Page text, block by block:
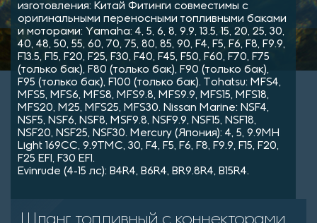
изготовления: Китай Фитинги совместимы с
оригинальными переносными топливными баками
и моторами: Yamaha: 4, 5, 6, 8, 9.9, 13.5, 15, 20, 25, 30,
40, 48, 50, 55, 60, 70, 75, 80, 85, 90, F4, F5, F6, F8, F9.9,
F13.5, F15, F20, F25, F30, F40, F45, F50, F60, F70, F75
(только бак), F80 (только бак), F90 (только бак),
F95 (только бак), F100 (только бак). Tohatsu: MFS4,
MFS5, MFS6, MFS8, MFS9.8, MFS9.9, MFS15, MFS18,
MFS20, M25, MFS25, MFS30. Nissan Marine: NSF4,
NSF5, NSF6, NSF8, MSF9.8, NSF9.9, NSF15, NSF18,
NSF20, NSF25, NSF30. Mercury (Япония): 4, 5, 9.9MH
Light 169CC, 9.9TMC, 30, F4, F5, F6, F8, F9.9, F15, F20,
F25 EFI, F30 EFI.
Evinrude (4-15 лс): B4R4, B6R4, BR9.8R4, B15R4.